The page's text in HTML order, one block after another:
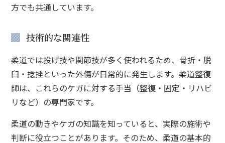
方でも共通しています。
技術的な関連性
柔道では投げ技や関節技が多く使われるため、骨折・脱
臼・捻挫といった外傷が日常的に発生します。柔道整復
師は、これらのケガに対する手当（整復・固定・リハビ
リなど）の専門家です。
柔道の動きやケガの知識を知っていると、実際の施術や
判断に役立つことがあります。そのため、柔道の基本的